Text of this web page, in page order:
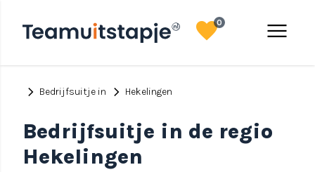
menu
favorite0
chevron_right Bedrijfsuitje in chevron_right Hekelingen
Bedrijfsuitje in de regio
Hekelingen